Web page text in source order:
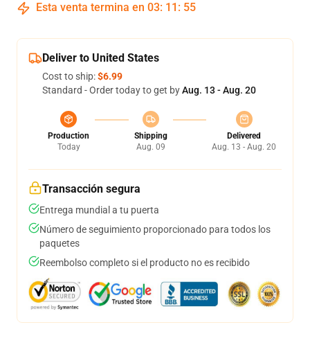
Esta venta termina en 03: 11 : 54
Deliver to United States
Cost to ship:$6.99
Standard - Order today to get byAug. 13 - Aug. 20
Production
Today
Shipping
Aug. 09
Delivered
Aug. 13 - Aug. 20
Transacción segura
Entrega mundial a tu puerta
Número de seguimiento proporcionado para todos los
paquetes
Reembolso completo si el producto no es recibido